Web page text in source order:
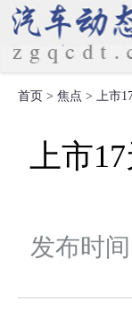
首页 > 焦点 > 上市
上市
发布时